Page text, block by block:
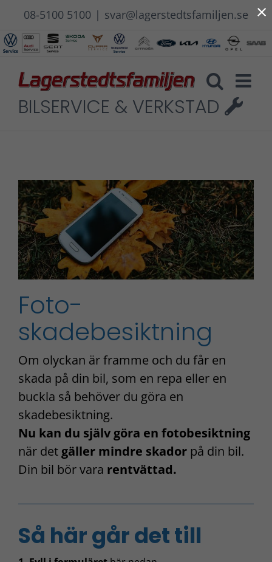
innehållet
08-5100 5100 | svar@lagerstedtsfamiljen.se
BILSERVICE & VERKSTAD
Foto-
skadebesiktning
Om olyckan är framme och du får en
skada på din bil, som en repa eller en
buckla så behöver du göra en
skadebesiktning.
Nu kan du själv göra en fotobesiktning
när det gäller mindre skador på din bil.
Din bil bör vara rentvättad.
Så här går det till
×